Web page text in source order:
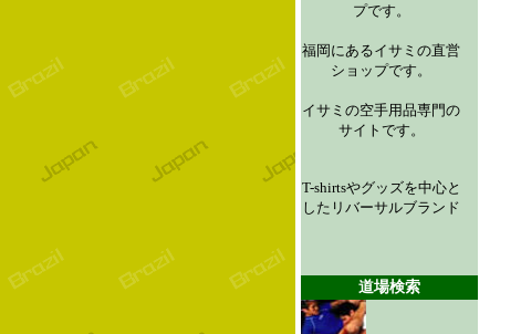
プです。
福岡にあるイサミの直営
ショップです。
イサミの空手用品専門の
サイトです。
T-shirtsやグッズを中心と
したリバーサルブランド
道場検索